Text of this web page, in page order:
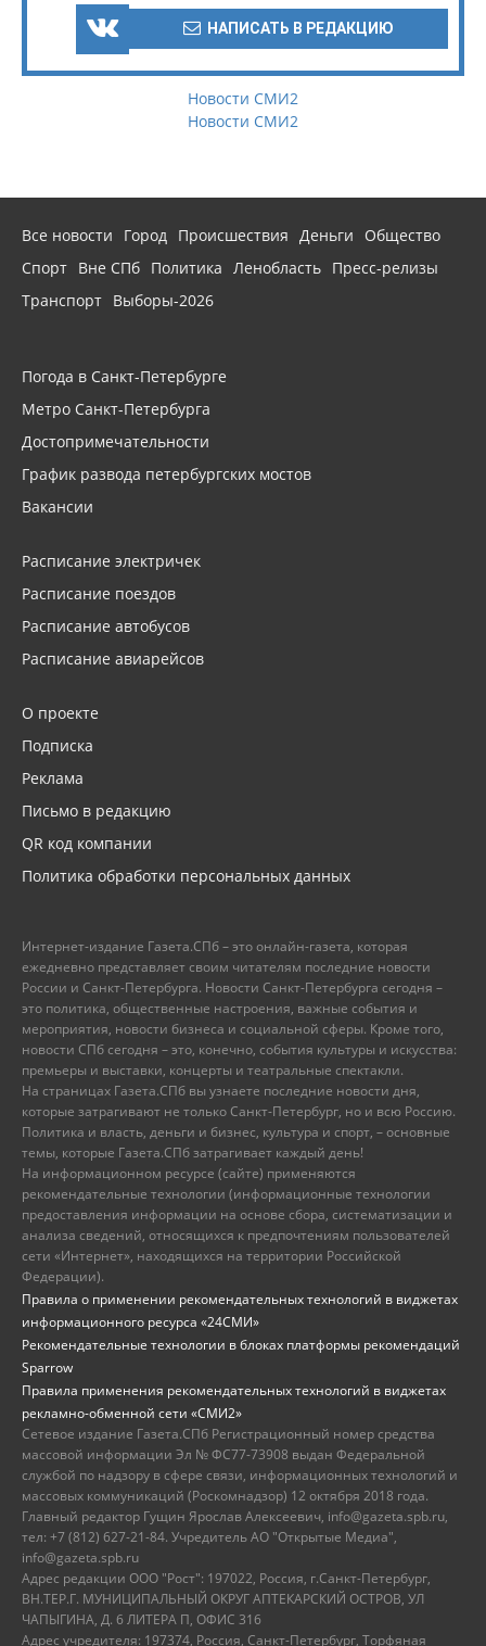
НАПИСАТЬ В РЕДАКЦИЮ
Новости СМИ2
Новости СМИ2
Все новости Город Происшествия Деньги
Общество
Спорт Вне СПб Политика Ленобласть Пресс-релизы
Транспорт Выборы-2026
Погода в Санкт-Петербурге
Метро Санкт-Петербурга
Достопримечательности
График развода петербургских мостов
Вакансии
Расписание электричек
Расписание поездов
Расписание автобусов
Расписание авиарейсов
О проекте
Подписка
Реклама
Письмо в редакцию
QR код компании
Политика обработки персональных данных
Интернет-издание Газета.СПб – это онлайн-газета, которая
ежедневно представляет своим читателям последние новости
России и Санкт-Петербурга. Новости Санкт-Петербурга сегодня –
это политика, общественные настроения, важные события и
мероприятия, новости бизнеса и социальной сферы. Кроме того,
новости СПб сегодня – это, конечно, события культуры и искусства:
премьеры и выставки, концерты и театральные спектакли.
На страницах Газета.СПб вы узнаете последние новости дня,
которые затрагивают не только Санкт-Петербург, но и всю Россию.
Политика и власть, деньги и бизнес, культура и спорт, – основные
темы, которые Газета.СПб затрагивает каждый день!
На информационном ресурсе (сайте) применяются
рекомендательные технологии (информационные технологии
предоставления информации на основе сбора, систематизации и
анализа сведений, относящихся к предпочтениям пользователей
сети «Интернет», находящихся на территории Российской
Федерации).
Правила о применении рекомендательных технологий в виджетах
информационного ресурса «24СМИ»
Рекомендательные технологии в блоках платформы рекомендаций
Sparrow
Правила применения рекомендательных технологий в виджетах
рекламно-обменной сети «СМИ2»
Сетевое издание Газета.СПб Регистрационный номер средства
массовой информации Эл № ФС77-73908 выдан Федеральной
службой по надзору в сфере связи, информационных технологий и
массовых коммуникаций (Роскомнадзор) 12 октября 2018 года.
Главный редактор Гущин Ярослав Алексеевич, info@gazeta.spb.ru,
тел: +7 (812) 627-21-84. Учредитель АО "Открытые Медиа",
info@gazeta.spb.ru
Адрес редакции ООО "Рост": 197022, Россия, г.Санкт-Петербург,
ВН.ТЕР.Г. МУНИЦИПАЛЬНЫЙ ОКРУГ АПТЕКАРСКИЙ ОСТРОВ, УЛ
ЧАПЫГИНА, Д. 6 ЛИТЕРА П, ОФИС 316
Адрес учредителя: 197374, Россия, Санкт-Петербург, Торфяная